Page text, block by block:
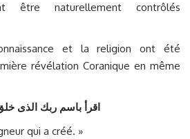
être naturellement contrôlés
et la religion ont été
révélation Coranique en même
اقرأ باسم ربك الذى
qui a créé. »